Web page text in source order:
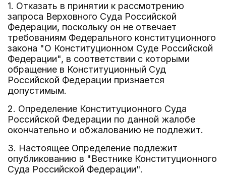
1. Отказать в принятии к рассмотрению
запроса Верховного Суда Российской
Федерации, поскольку он не отвечает
требованиям Федерального конституционного
закона "О Конституционном Суде Российской
Федерации", в соответствии с которыми
обращение в Конституционный Суд
Российской Федерации признается
допустимым.
2. Определение Конституционного Суда
Российской Федерации по данной жалобе
окончательно и обжалованию не подлежит.
3. Настоящее Определение подлежит
опубликованию в "Вестнике Конституционного
Суда Российской Федерации".